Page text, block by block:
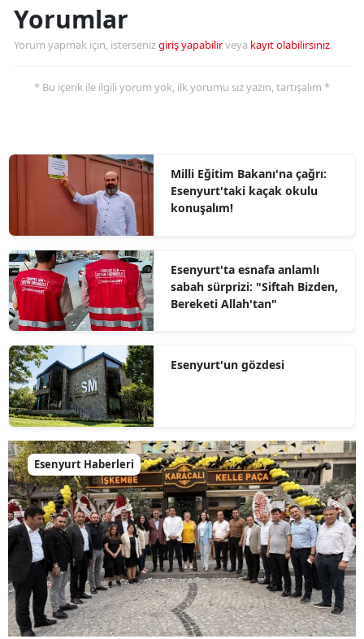
Yorumlar
Yorum yapmak için, istersenizgiriş yapabilirveya kayıt olabilirsiniz.
* Bu içerik ile ilgili yorum yok, ilk yorumu siz yazın, tartışalım *
Milli Eğitim Bakanı'na çağrı:
Esenyurt'taki kaçak okulu
konuşalım!
Esenyurt'ta esnafa anlamlı
sabah sürprizi: "Siftah Bizden,
Bereketi Allah'tan"
Esenyurt'un gözdesi
Esenyurt Haberleri